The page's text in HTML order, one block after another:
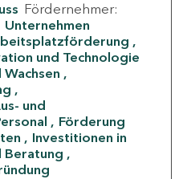
Fördernehmer:
Unternehmen
und Technologie
und
Förderung
Investitionen in
Beratung